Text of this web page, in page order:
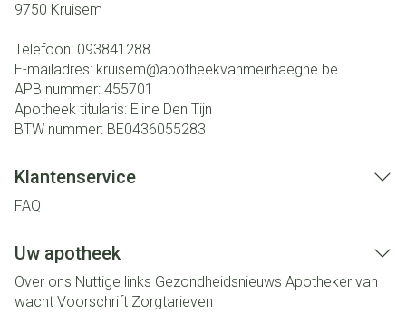
9750 Kruisem
Telefoon: 093841288
E-mailadres: kruisem@apotheekvanmeirhaeghe.be
APB nummer: 455701
Apotheek titularis: Eline Den Tijn
BTW nummer: BE0436055283
Klantenservice
FAQ
Uw apotheek
Over ons Nuttige links Gezondheidsnieuws Apotheker van
wacht Voorschrift Zorgtarieven